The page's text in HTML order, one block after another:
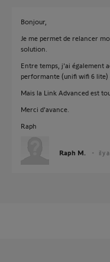
Bonjour,
Je me permet de relancer
solution.
Entre temps, j'ai également
performante (unifi wifi 6 lite)
Mais la Link Advanced est
Merci d'avance.
Raph
Raph M. il y